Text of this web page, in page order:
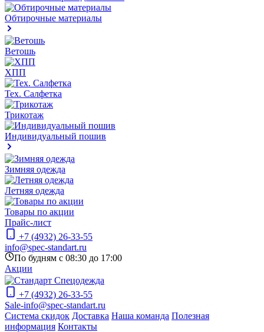
Обтирочные материалы
Ветошь
ХПП
Тех. Салфетка
Трикотаж
Индивидуальный пошив
Зимняя одежда
Летняя одежда
Товары по акции
Прайс-лист
+7 (4932) 26-33-55
info@spec-standart.ru
По будням с 08:30 до 17:00
Акции
+7 (4932) 26-33-55
Sale-info@spec-standart.ru
Система скидок Доставка Наша команда Полезная
информация Контакты